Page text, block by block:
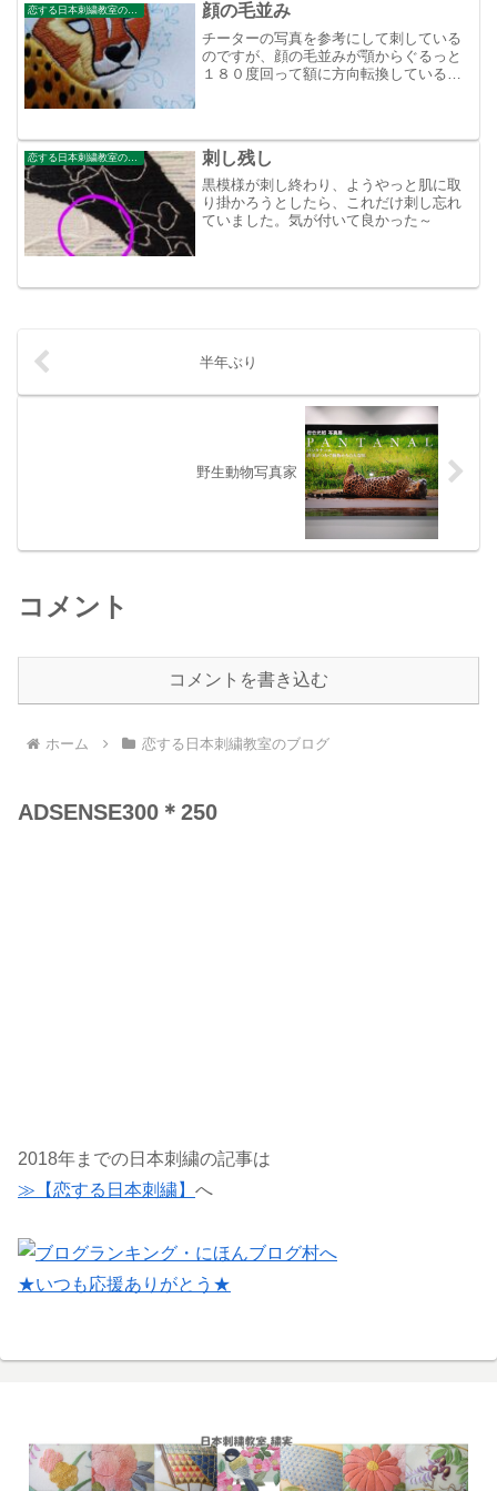
恋する日本刺繍教室のブログ 顔の毛並み
チーターの写真を参考にして刺している
のですが、顔の毛並みが顎からぐるっと
１８０度回って額に方向転換しているな
時間もかかってしま...
刺し残し
黒模様が刺し終わり、ようやっと肌に取
り掛かろうとしたら、これだけ刺し忘れ
ていました。気が付いて良かった～
半年ぶり
野生動物写真家
コメント
コメントを書き込む
ホーム 恋する日本刺繍教室のブログ
ADSENSE300＊250
2018年までの日本刺繍の記事は
≫【恋する日本刺繍】 へ
★いつも応援ありがとう★